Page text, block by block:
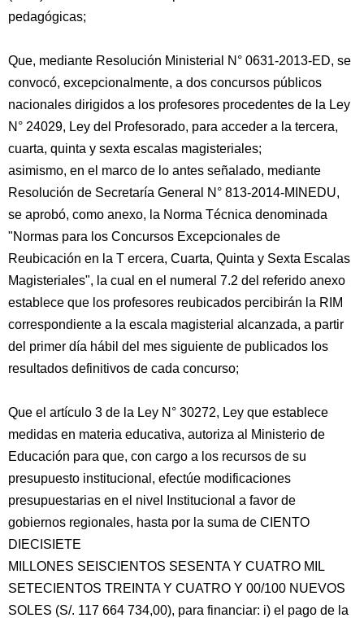
pedagógicas;
Que, mediante Resolución Ministerial N° 0631-2013-ED, se
convocó, excepcionalmente, a dos concursos públicos
nacionales dirigidos a los profesores procedentes de la Ley
N° 24029, Ley del Profesorado, para acceder a la tercera,
cuarta, quinta y sexta escalas magisteriales;
asimismo, en el marco de lo antes señalado, mediante
Resolución de Secretaría General N° 813-2014-MINEDU,
se aprobó, como anexo, la Norma Técnica denominada
"Normas para los Concursos Excepcionales de
Reubicación en la T ercera, Cuarta, Quinta y Sexta Escalas
Magisteriales", la cual en el numeral 7.2 del referido anexo
establece que los profesores reubicados percibirán la RIM
correspondiente a la escala magisterial alcanzada, a partir
del primer día hábil del mes siguiente de publicados los
resultados definitivos de cada concurso;
Que el artículo 3 de la Ley N° 30272, Ley que establece
medidas en materia educativa, autoriza al Ministerio de
Educación para que, con cargo a los recursos de su
presupuesto institucional, efectúe modificaciones
presupuestarias en el nivel Institucional a favor de
gobiernos regionales, hasta por la suma de CIENTO
DIECISIETE
MILLONES SEISCIENTOS SESENTA Y CUATRO MIL
SETECIENTOS TREINTA Y CUATRO Y 00/100 NUEVOS
SOLES (S/. 117 664 734,00), para financiar: i) el pago de la